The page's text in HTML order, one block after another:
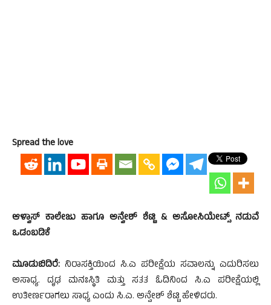
Spread the love
ಆಳ್ವಾಸ್ ಕಾಲೇಜು ಹಾಗೂ ಅನ್ವೇಶ್ ಶೆಟ್ಟಿ & ಅಸೋಸಿಯೇಟ್ಸ್ ನಡುವೆ
ಒಡಂಬಡಿಕೆ
ಮೂಡುಬಿದಿರೆ: ನಿರಾಸಕ್ತಿಯಿಂದ ಸಿ.ಎ ಪರೀಕ್ಷೆಯ ಸವಾಲನ್ನು ಎದುರಿಸಲು
ಅಸಾಧ್ಯ. ದೃಢ ಮನಃಸ್ಥಿತಿ ಮತ್ತು ಸತತ ಓದಿನಿಂದ ಸಿ.ಎ ಪರೀಕ್ಷೆಯಲ್ಲಿ
ಉತೀರ್ಣರಾಗಲು ಸಾಧ್ಯ ಎಂದು ಸಿ.ಎ. ಅನ್ವೇಶ್ ಶೆಟ್ಟಿ ಹೇಳಿದರು.